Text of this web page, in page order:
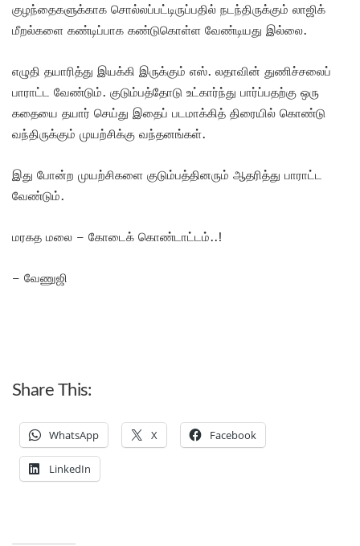
குழந்தைகளுக்காக சொல்லப்பட்டிருப்பதில் நடந்திருக்கும் லாஜிக்
மீறல்களை கண்டிப்பாக கண்டுகொள்ள வேண்டியது இல்லை.
எழுதி தயாரித்து இயக்கி இருக்கும் எஸ். லதாவின் துணிச்சலைப்
பாராட்ட வேண்டும். குடும்பத்தோடு உட்கார்ந்து பார்ப்பதற்கு ஒரு
கதையை தயார் செய்து இதைப் படமாக்கித் திரையில் கொண்டு
வந்திருக்கும் முயற்சிக்கு வந்தனங்கள்.
இது போன்ற முயற்சிகளை குடும்பத்தினரும் ஆதரித்து பாராட்ட
வேண்டும்.
மரகத மலை – கோடைக் கொண்டாட்டம்..!
– வேணுஜி
Share This:
WhatsApp X Facebook
LinkedIn